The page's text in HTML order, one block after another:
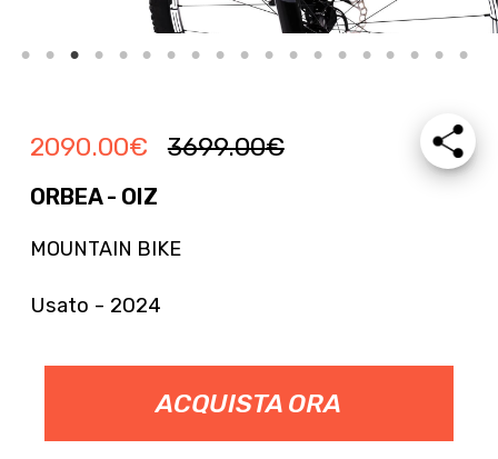
2090.00€ 3699.00€
ORBEA - OIZ
MOUNTAIN BIKE
Usato - 2024
ACQUISTA ORA